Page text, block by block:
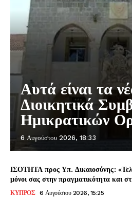
Αυτά είναι τα
Διοικητικά
Ημικρατικών
6 Αυγούστου 2026, 18:33
ΙΣΟΤΗΤΑ προς Υπ. Δικαιοσύνης:
μόνοι σας στην πραγματικότητα και
ΚΥΠΡΟΣ 6 Αυγούστου 2026, 15:25